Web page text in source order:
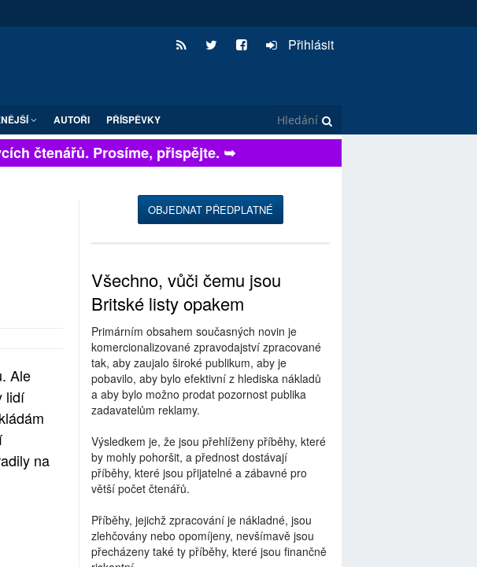
Přihlásit
AUTOŘI PŘÍSPĚVKY
čtenářů. Prosíme, přispějte. ➥
Ale
lidí
na
OBJEDNAT PŘEDPLATNÉ
Všechno, vůči čemu jsou
Britské listy opakem
Primárním obsahem současných novin je
komercionalizované zpravodajství zpracované
tak, aby zaujalo široké publikum, aby je
pobavilo, aby bylo efektivní z hlediska nákladů
a aby bylo možno prodat pozornost publika
zadavatelům reklamy.
Výsledkem je, že jsou přehlíženy příběhy, které
by mohly pohoršit, a přednost dostávají
příběhy, které jsou přijatelné a zábavné pro
větší počet čtenářů.
Příběhy, jejichž zpracování je nákladné, jsou
zlehčovány nebo opomíjeny, nevšímavě jsou
přecházeny také ty příběhy, které jsou finančně